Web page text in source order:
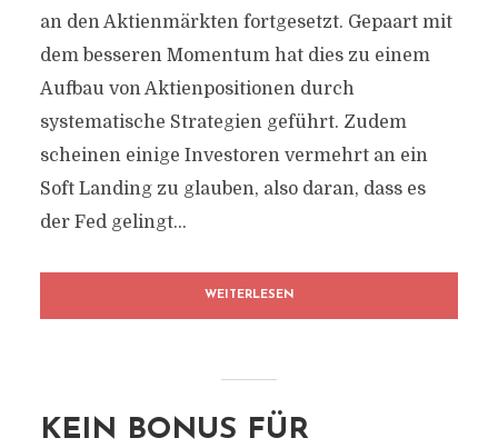
an den Aktienmärkten fortgesetzt. Gepaart mit
dem besseren Momentum hat dies zu einem
Aufbau von Aktienpositionen durch
systematische Strategien geführt. Zudem
scheinen einige Investoren vermehrt an ein
Soft Landing zu glauben, also daran, dass es
der Fed gelingt...
WEITERLESEN
KEIN BONUS FÜR